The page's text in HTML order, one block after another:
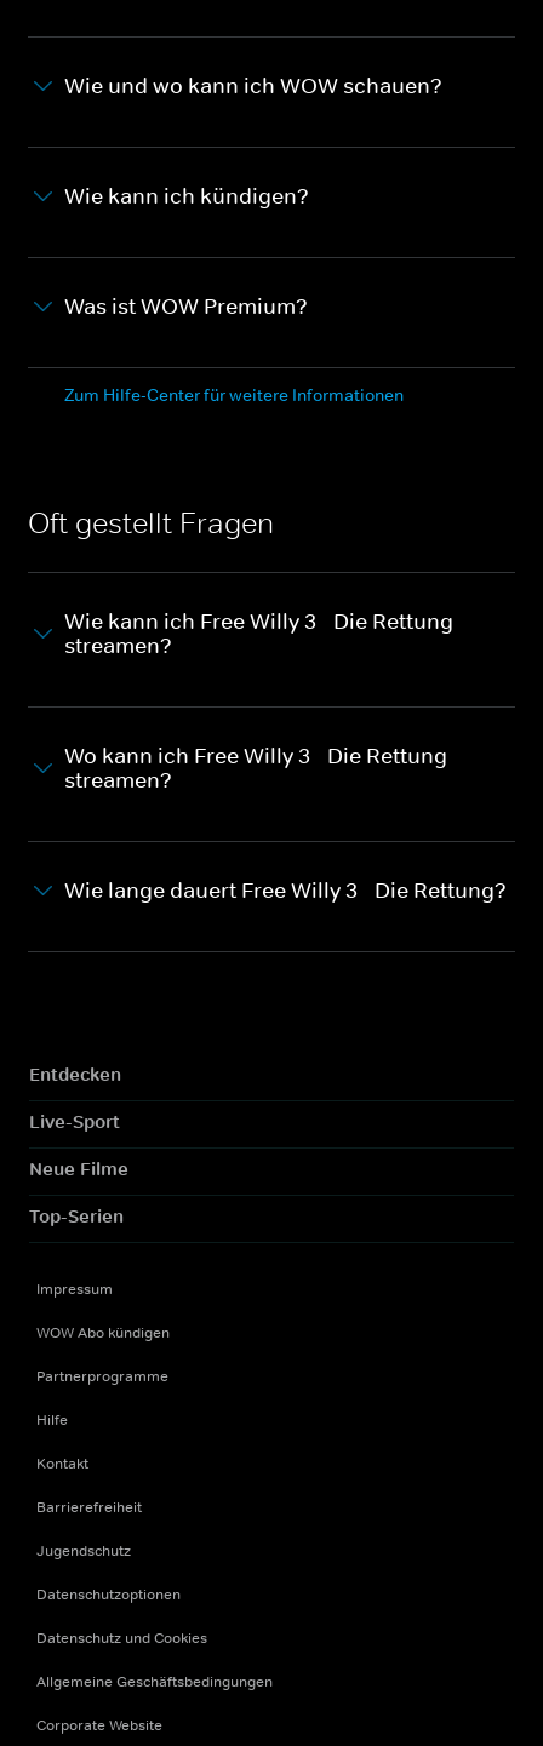
Wie und wo kann ich WOW schauen?
Wie kann ich kündigen?
Was ist WOW Premium?
Zum Hilfe-Center für weitere Informationen
Oft gestellt Fragen
Wie kann ich Free Willy 3 - Die Rettung
streamen?
Wo kann ich Free Willy 3 - Die Rettung
streamen?
Wie lange dauert Free Willy 3 - Die Rettung?
Entdecken
Live-Sport
Neue Filme
Top-Serien
Impressum
WOW Abo kündigen
Partnerprogramme
Hilfe
Kontakt
Barrierefreiheit
Jugendschutz
Datenschutzoptionen
Datenschutz und Cookies
Allgemeine Geschäftsbedingungen
Corporate Website